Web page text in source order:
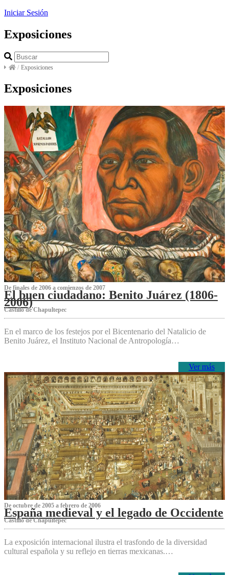
Iniciar Sesión
Exposiciones
/ Exposiciones
Exposiciones
De finales de 2006 a comienzos de 2007
El buen ciudadano: Benito Juárez (1806-
2006)
Castillo de Chapultepec
En el marco de los festejos por el Bicentenario del Natalicio de
Benito Juárez, el Instituto Nacional de Antropología…
Ver más
De octubre de 2005 a febrero de 2006
España medieval y el legado de Occidente
Castillo de Chapultepec
La exposición internacional ilustra el trasfondo de la diversidad
cultural española y su reflejo en tierras mexicanas.…